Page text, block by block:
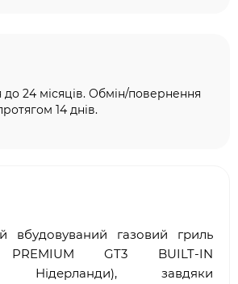
до 24 місяців. Обмін/повернення
14 днів.
вбудовуваний газовий гриль
PREMIUM GT3 BUILT-IN
Нідерланди), завдяки